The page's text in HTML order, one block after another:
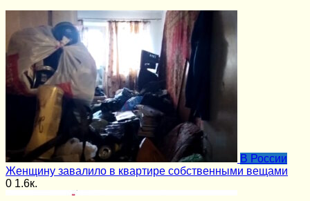
В России
Женщину завалило в квартире собственными вещами
0 1.6к.